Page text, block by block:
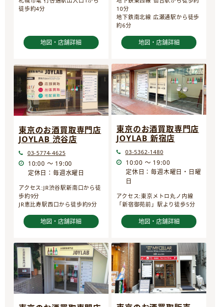
徒歩約4分
地図・店舗詳細
10分
地下鉄南北線 広瀬通駅から徒歩
約6分
地図・店舗詳細
東京のお酒買取専門店
JOYLAB 渋谷店
03-5774-4625
10:00 ～ 19:00
定休日：毎週水曜日
アクセス:JR渋谷駅新南口から徒
歩約9分
JR恵比寿駅西口から徒歩約9分
地図・店舗詳細
東京のお酒買取専門店
JOYLAB 新宿店
03-5362-1480
10:00 ～ 19:00
定休日：毎週木曜日・日曜
日
アクセス:東京メトロ丸ノ内線
「新宿御苑前」駅より徒歩5分
地図・店舗詳細